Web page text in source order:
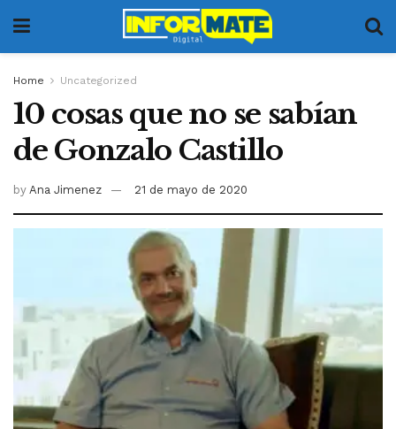
Home Uncategorized
10 cosas que no se sabían
de Gonzalo Castillo
by Ana Jimenez 21 de mayo de 2020